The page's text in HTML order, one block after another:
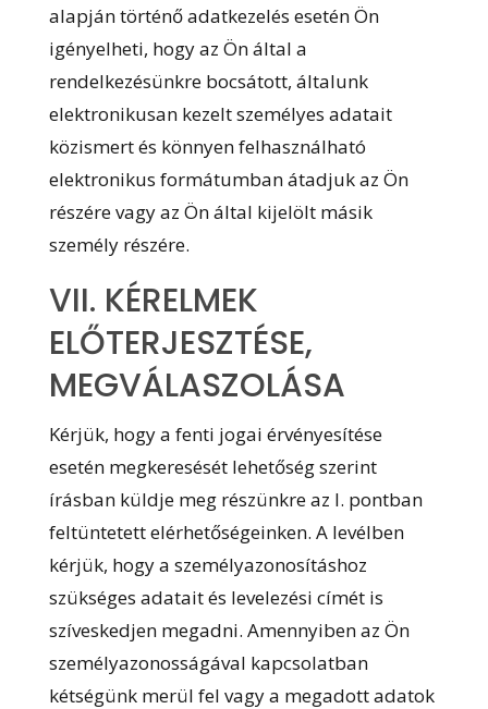
alapján történő adatkezelés esetén Ön
igényelheti, hogy az Ön által a
rendelkezésünkre bocsátott, általunk
elektronikusan kezelt személyes adatait
közismert és könnyen felhasználható
elektronikus formátumban átadjuk az Ön
részére vagy az Ön által kijelölt másik
személy részére.
VII. KÉRELMEK
ELŐTERJESZTÉSE,
MEGVÁLASZOLÁSA
Kérjük, hogy a fenti jogai érvényesítése
esetén megkeresését lehetőség szerint
írásban küldje meg részünkre az I. pontban
feltüntetett elérhetőségeinken. A levélben
kérjük, hogy a személyazonosításhoz
szükséges adatait és levelezési címét is
szíveskedjen megadni. Amennyiben az Ön
személyazonosságával kapcsolatban
kétségünk merül fel vagy a megadott adatok